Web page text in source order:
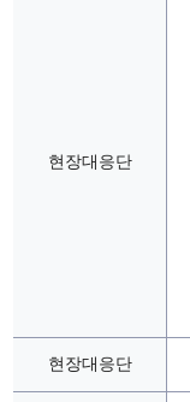
현장대응단
현장대응단